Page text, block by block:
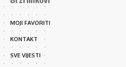
MOJI FAVORITI
KONTAKT
SVE VIJESTI